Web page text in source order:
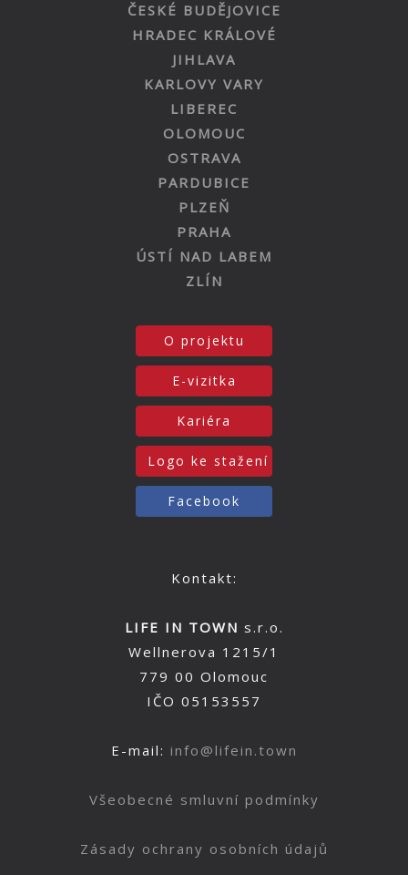
ČESKÉ BUDĚJOVICE
HRADEC KRÁLOVÉ
JIHLAVA
KARLOVY VARY
LIBEREC
OLOMOUC
OSTRAVA
PARDUBICE
PLZEŇ
PRAHA
ÚSTÍ NAD LABEM
ZLÍN
O projektu
E-vizitka
Kariéra
Logo ke stažení
Facebook
Kontakt:
LIFE IN TOWN s.r.o.
Wellnerova 1215/1
779 00 Olomouc
IČO 05153557
E-mail: info@lifein.town
Všeobecné smluvní podmínky
Zásady ochrany osobních údajů